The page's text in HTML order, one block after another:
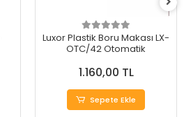
Luxor Plastik Boru Makası LX-
OTC/42 Otomatik
1.160,00 TL
Sepete Ekle